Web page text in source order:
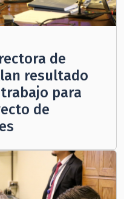
de
resultado
para
de